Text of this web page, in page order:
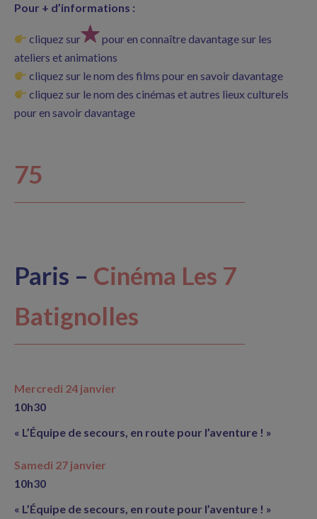
Pour + d’informations :
cliquez sur
pour en connaître davantage sur les
ateliers et animations
cliquez sur le nom des films pour en savoir davantage
cliquez sur le nom des cinémas et autres lieux culturels
pour en savoir davantage
75
Paris – Cinéma Les 7
Batignolles
Mercredi 24 janvier
10h30
« L’Équipe de secours, en route pour l’aventure ! »
Samedi 27 janvier
10h30
« L’Équipe de secours, en route pour l’aventure ! »